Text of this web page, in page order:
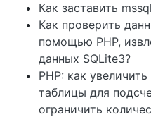
Как заставить
Как проверить
помощью PHP,
данных SQLite3?
PHP: как
таблицы для
ограничить